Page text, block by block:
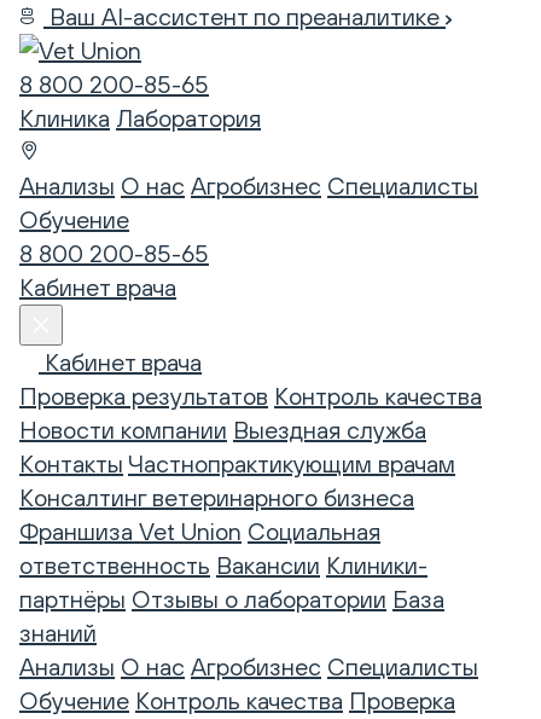
Ваш AI-ассистент по преаналитике
8 800 200-85-65
Клиника Лаборатория
Анализы О нас Агробизнес Специалисты
Обучение
8 800 200-85-65
Кабинет врача
Кабинет врача
Проверка результатов Контроль качества
Новости компании Выездная служба
Контакты Частнопрактикующим врачам
Консалтинг ветеринарного бизнеса
Франшиза Vet Union Социальная
ответственность Вакансии Клиники-
партнёры Отзывы о лаборатории База
знаний
Анализы О нас Агробизнес Специалисты
Обучение Контроль качества Проверка